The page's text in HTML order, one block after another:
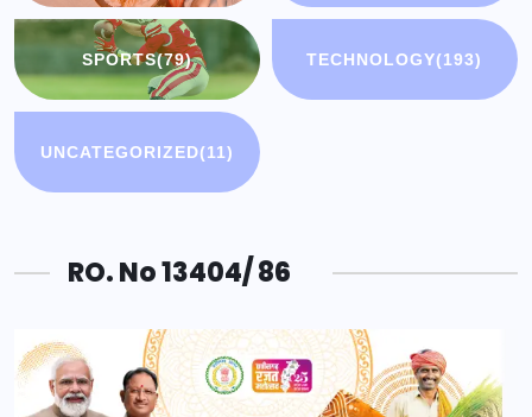
SPORTS(79) TECHNOLOGY(193)
UNCATEGORIZED(11)
RO. No 13404/ 86